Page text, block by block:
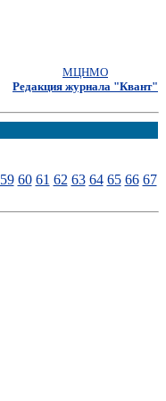
МЦНМО
Редакция журнала "Квант"
59 60 61 62 63 64 65 66 67